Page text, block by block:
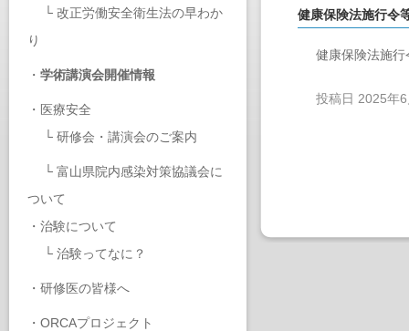
└ 改正労働安全衛生法の早わか
り
・ 学術講演会開催情報
・ 医療安全
└ 研修会・講演会のご案内
└ 富山県院内感染対策協議会に
ついて
・ 治験について
└ 治験ってなに？
・ 研修医の皆様へ
・ ORCAプロジェクト
健康保険法施行令
健康保険法施
投稿日 2025年